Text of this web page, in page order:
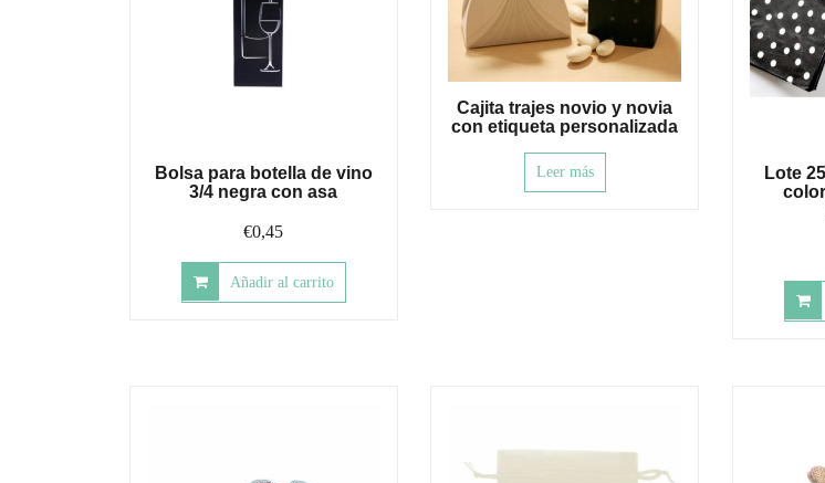
Bolsa para botella de vino
3/4 negra con asa
€0,45
Añadir al carrito
Cajita trajes novio y novia
con etiqueta personalizada
Leer más
Lote